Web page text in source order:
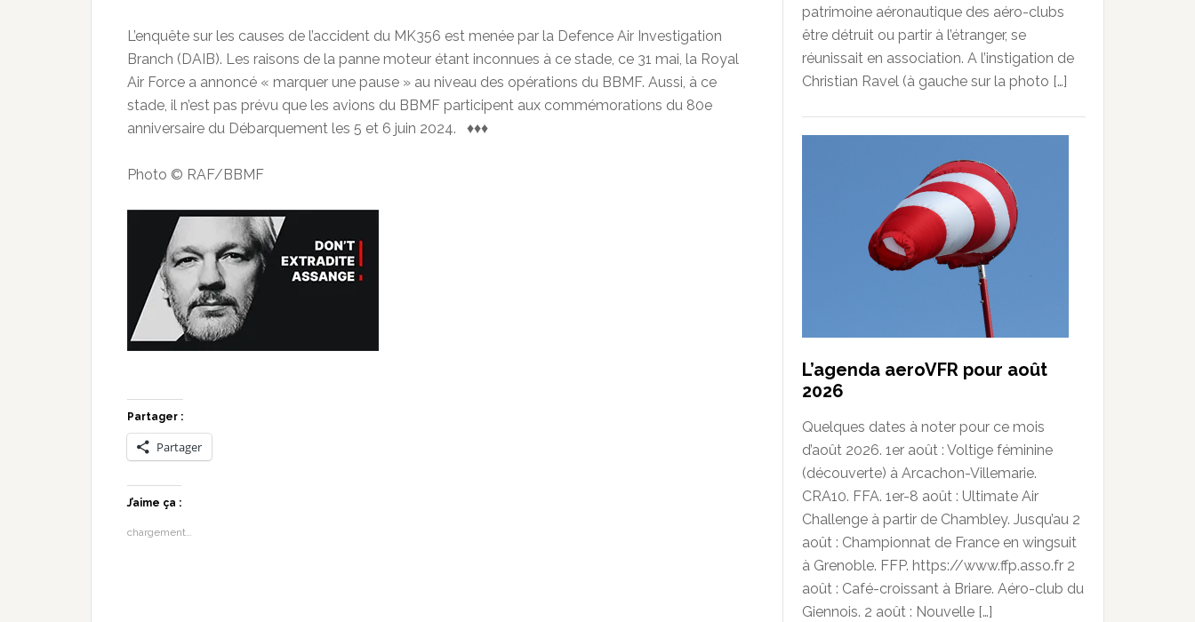
L’enquête sur les causes de l’accident du MK356 est menée par la Defence Air Investigation
Branch (DAIB). Les raisons de la panne moteur étant inconnues à ce stade, ce 31 mai, la Royal
Air Force a annoncé « marquer une pause » au niveau des opérations du BBMF. Aussi, à ce
stade, il n’est pas prévu que les avions du BBMF participent aux commémorations du 80e
anniversaire du Débarquement les 5 et 6 juin 2024. ♦♦♦
Photo © RAF/BBMF
Partager :
Partager
J’aime ça :
chargement…
patrimoine aéronautique des aéro-clubs
être détruit ou partir à l’étranger, se
réunissait en association. A l’instigation de
Christian Ravel (à gauche sur la photo […]
L’agenda aeroVFR pour août
2026
Quelques dates à noter pour ce mois
d’août 2026. 1er août : Voltige féminine
(découverte) à Arcachon-Villemarie.
CRA10. FFA. 1er-8 août : Ultimate Air
Challenge à partir de Chambley. Jusqu’au 2
août : Championnat de France en wingsuit
à Grenoble. FFP. https://www.ffp.asso.fr 2
août : Café-croissant à Briare. Aéro-club du
Giennois. 2 août : Nouvelle […]